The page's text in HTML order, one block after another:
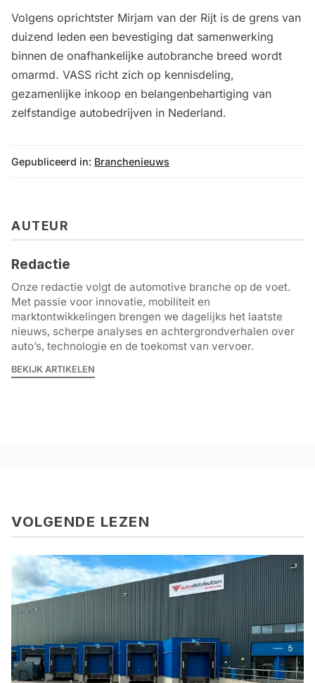
Volgens oprichtster Mirjam van der Rijt is de grens van
duizend leden een bevestiging dat samenwerking
binnen de onafhankelijke autobranche breed wordt
omarmd. VASS richt zich op kennisdeling,
gezamenlijke inkoop en belangenbehartiging van
zelfstandige autobedrijven in Nederland.
Gepubliceerd in: Branchenieuws
AUTEUR
Redactie
Onze redactie volgt de automotive branche op de voet.
Met passie voor innovatie, mobiliteit en
marktontwikkelingen brengen we dagelijks het laatste
nieuws, scherpe analyses en achtergrondverhalen over
auto’s, technologie en de toekomst van vervoer.
BEKIJK ARTIKELEN
VOLGENDE LEZEN